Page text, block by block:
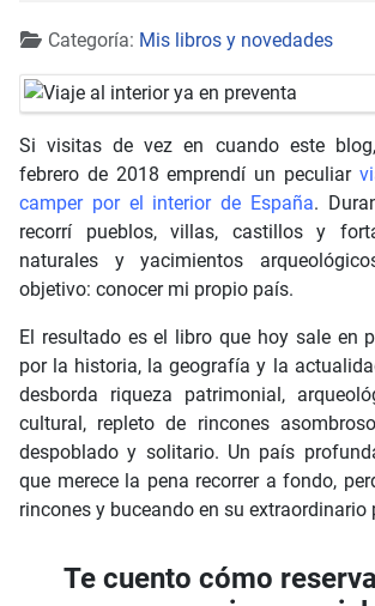
Detalles
Categoría: Mis libros y novedades
Si visitas de vez en cuando este
febrero de 2018 emprendí un peculiar
camper por el interior de España.
recorrí pueblos, villas, castillos y
naturales y yacimientos
objetivo: conocer mi propio país.
El resultado es el libro que hoy sale en
por la historia, la geografía y la
desborda riqueza patrimonial,
cultural, repleto de rincones
despoblado y solitario. Un país
que merece la pena recorrer a fondo,
rincones y buceando en su extraordinario
Te cuento cómo